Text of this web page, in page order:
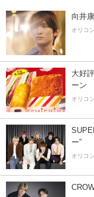
向井
オリコ
大好
ーン
オリコ
ー”
オリコ